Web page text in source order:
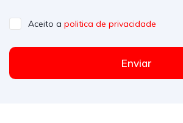
Aceito a politica de privacidade
Enviar